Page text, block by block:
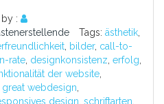
by :
Tags: ästhetik,
, bilder, call-to-
rate, designkonsistenz, erfolg,
der website,
great webdesign,
design, schriftarten,